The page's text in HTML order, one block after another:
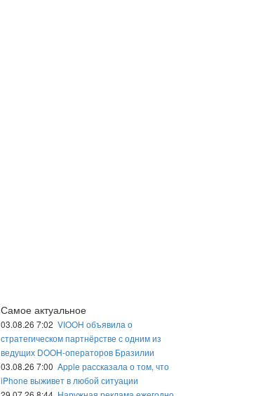
Самое актуальное
03.08.26 7:02 VIOOH объявила о
стратегическом партнёрстве с одним из
ведущих DOOH-операторов Бразилии
03.08.26 7:00 Apple рассказала о том, что
iPhone выживет в любой ситуации